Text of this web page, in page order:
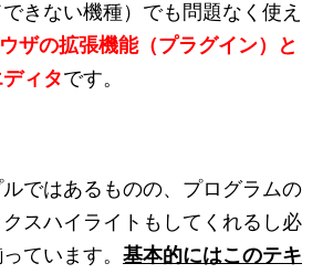
きない機種）でも問題なく使え
ザの拡張機能（プラグイン）と
ィタです。
ではあるものの、プログラムの
スハイライトもしてくれるし必
ています。 基本的にはこのテキ